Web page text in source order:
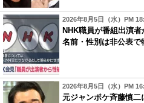
2026年8月5日（水）PM
NHK職員が番組出演
名前・性別は非公表
2026年8月5日（水）PM
元ジャンポケ斉藤慎